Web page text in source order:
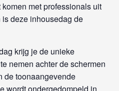
met professionals uit
deze inhousedag de
krijg je de unieke
nemen achter de schermen
de toonaangevende